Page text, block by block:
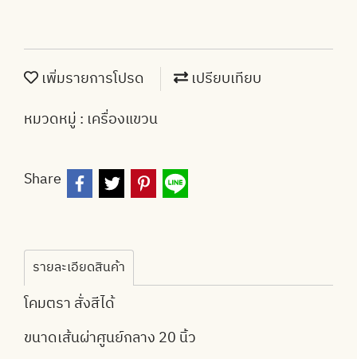
เพิ่มรายการโปรด
เปรียบเทียบ
หมวดหมู่ : เครื่องแขวน
Share
รายละเอียดสินค้า
โคมตรา สั่งสีได้
ขนาดเส้นผ่าศูนย์กลาง 20 นิ้ว